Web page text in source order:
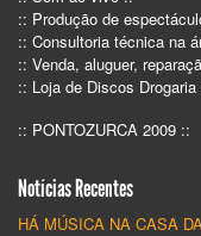
:: Produção de
:: Consultoria técnica na
:: Venda, aluguer,
:: Loja de Discos
:: PONTOZURCA 2009 ::
Notícias Recentes
HÁ MÚSICA NA CASA